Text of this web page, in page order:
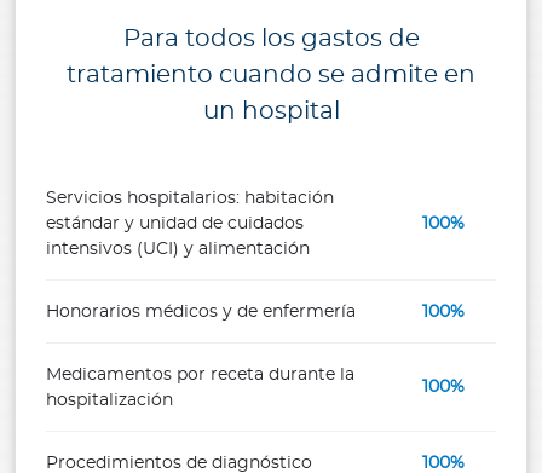
Para todos los gastos de
tratamiento cuando se admite en
un hospital
Servicios hospitalarios: habitación
estándar y unidad de cuidados
intensivos (UCI) y alimentación
100%
Honorarios médicos y de enfermería 100%
Medicamentos por receta durante la
hospitalización
100%
Procedimientos de diagnóstico 100%